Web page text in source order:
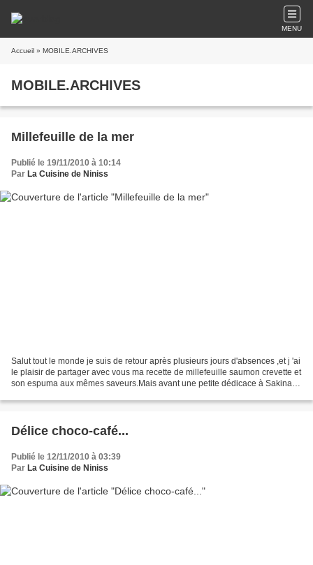
MENU
Accueil » MOBILE.ARCHIVES
MOBILE.ARCHIVES
Millefeuille de la mer
Publié le 19/11/2010 à 10:14
Par La Cuisine de Niniss
Salut tout le monde je suis de retour après plusieurs jours d'absences ,et j 'ai
le plaisir de partager avec vous ma recette de millefeuille saumon crevette et
son espuma aux mêmes saveurs.Mais avant une petite dédicace à Sakina à
Délice choco-café...
Publié le 12/11/2010 à 03:39
Par La Cuisine de Niniss